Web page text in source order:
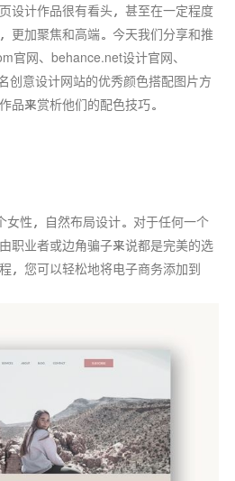
设计作品很有看头，甚至在一定程度
更加聚焦和高端。今天我们分享和推
官网、behance.net设计官网、
创意设计网站的优秀颜色搭配图片方
品来赏析他们的配色技巧。
女性，自然布局设计。对于任何一个
职业者或边角骗子来说都是完美的选
，您可以轻松地将电子商务添加到